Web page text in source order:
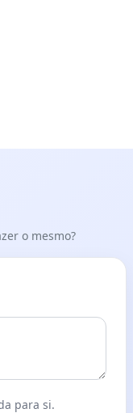
o mesmo?
para si.